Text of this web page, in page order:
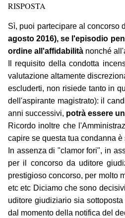
RISPOSTA
Sì, puoi partecipare al concorso
agosto 2016), se l'episodio
ordine all'affidabilità nonché
Il requisito della condotta
valutazione altamente
escluderti, non risiede tanto in
dell'aspirante magistrato): il
anni successivi, potrà essere
Ricordo inoltre che
capire se questa tua condanna
In assenza di "clamor fori", in
per il concorso da uditore
prestigioso concorso, per molto
etc etc Diciamo che sono
uditore giudiziario sia
dal momento della notifica del